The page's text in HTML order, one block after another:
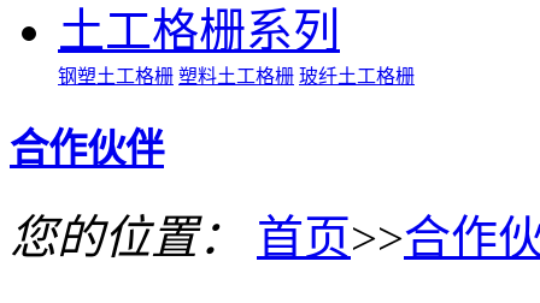
土工格栅系列
钢塑土工格栅 塑料土工格栅 玻纤土工格栅
合作伙伴
您的位置： 首页>>合作